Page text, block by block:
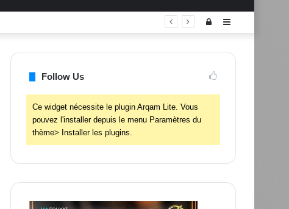
Sidebar
Connexion
Follow Us
Ce widget nécessite le plugin Arqam Lite. Vous
pouvez l'installer depuis le menu Paramètres du
thème> Installer les plugins.